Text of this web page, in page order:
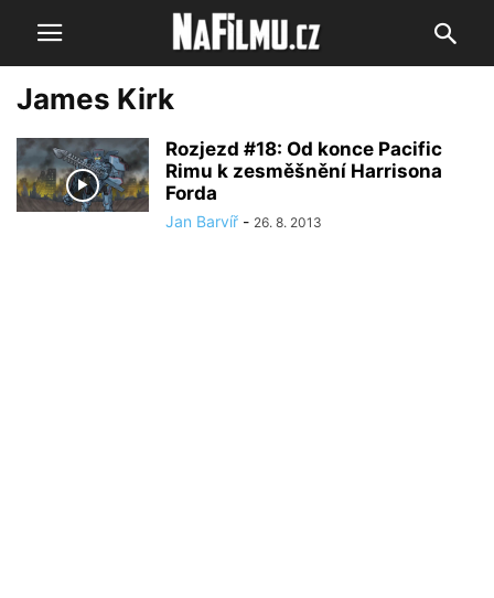
James Kirk
Rozjezd #18: Od konce Pacific
Rimu k zesměšnění Harrisona
Forda
Jan Barvíř - 26. 8. 2013